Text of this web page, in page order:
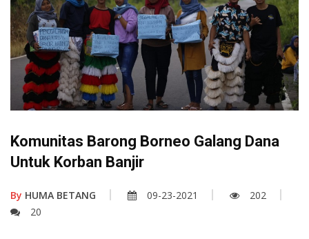
Komunitas Barong Borneo Galang Dana
Untuk Korban Banjir
By HUMA BETANG 09-23-2021
202
20